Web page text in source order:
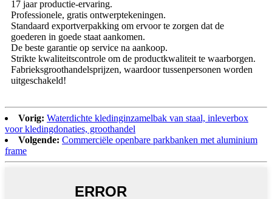
17 jaar productie-ervaring.
Professionele, gratis ontwerptekeningen.
Standaard exportverpakking om ervoor te zorgen dat de
goederen in goede staat aankomen.
De beste garantie op service na aankoop.
Strikte kwaliteitscontrole om de productkwaliteit te waarborgen.
Fabrieksgroothandelsprijzen, waardoor tussenpersonen worden
uitgeschakeld!
Vorig: Waterdichte kledinginzamelbak van staal, inleverbox
voor kledingdonaties, groothandel
Volgende: Commerciële openbare parkbanken met aluminium
frame